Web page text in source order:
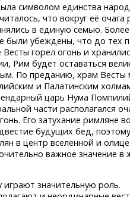
символом единства
что вокруг её очага
в единую семью. Более
были убеждены, что до тех
Весты горел огонь и
Рим будет оставаться
По преданию, храм Весты
и Палатинским
царь Нума
части располагался
Его затухание римляне
будущих бед,
в центр вселенной и
важное значение в
играют значительную роль.